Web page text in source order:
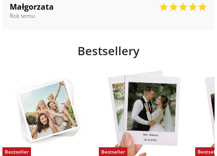
Małgorzata
Rok temu
Bestsellery
Bestseller Bestseller